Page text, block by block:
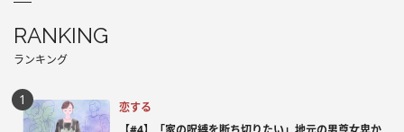
RANKING
ランキング
恋する